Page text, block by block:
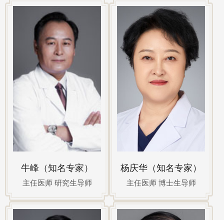
牛峰（知名专家）
主任医师 研究生导师
杨庆华（知名专家）
主任医师 博士生导师